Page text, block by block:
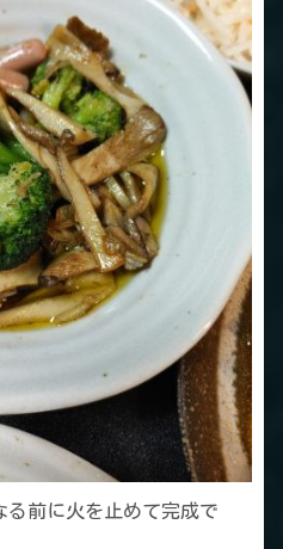
る前に火を止めて完成で